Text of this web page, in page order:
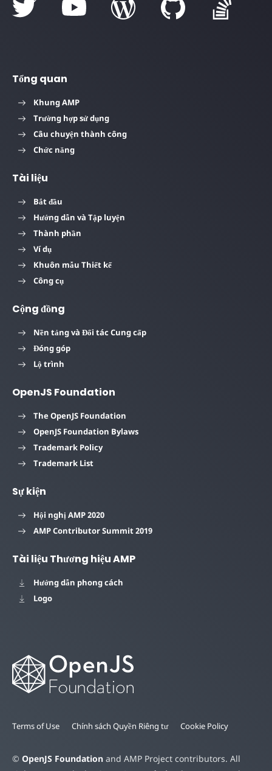
Tổng quan
Khung AMP
Trường hợp sử dụng
Câu chuyện thành công
Chức năng
Tài liệu
Bắt đầu
Hướng dẫn và Tập luyện
Thành phần
Ví dụ
Khuôn mẫu Thiết kế
Công cụ
Cộng đồng
Nền tảng và Đối tác Cung cấp
Đóng góp
Lộ trình
OpenJS Foundation
The OpenJS Foundation
OpenJS Foundation Bylaws
Trademark Policy
Trademark List
Sự kiện
Hội nghị AMP 2020
AMP Contributor Summit 2019
Tài liệu Thương hiệu AMP
Hướng dẫn phong cách
Logo
Terms of Use Chính sách Quyền Riêng tư Cookie Policy
© OpenJS Foundation and AMP Project contributors. All